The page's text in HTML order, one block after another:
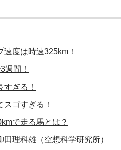
速度は時速325km！
週間！
すぎる！
スゴすぎる！
で走る馬とは？
田理科雄（空想科学研究所）